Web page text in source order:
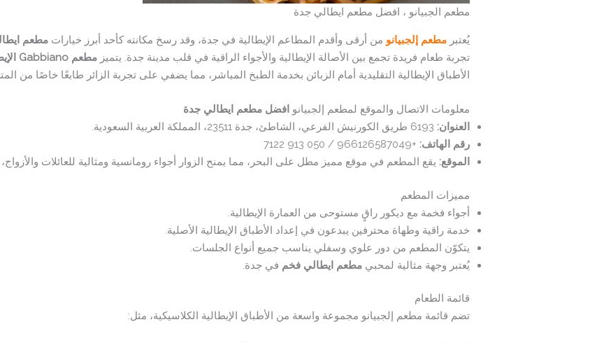
مطعم الجبيانو ، افضل مطعم ايطالي جدة
يُعتبرمطعم إلجبيانو من أرقى وأقدم المطاعم الإيطالية في جدة، وقد رسخ مكانته كأحد أبرز خياراتمطعم
تجربة طعام فريدة تجمع بين الأصالة الإيطالية والأجواء الراقية في قلب مدينة جدة. يتميزمطعم Gabbiano الإيطالي في جدة
الأطباق الإيطالية التقليدية أمام الزبائن بخدمة الطبخ المباشر، مما يضفي على تجربة الزائر طابعًا خاصًا من
معلومات الاتصال والموقع لمطعم إلجبيانو افضل مطعم ايطالي جدة
العنوان:
رقم الهاتف: +966126587049 / 050 913 7122
الموقع: يقع المطعم في موقع مميز مطل على البحر، مما يمنح الزوار أجواء رومانسية ومثالية للعائلات والأزواج،
مميزات المطعم
أجواء فخمة مع ديكور راقٍ مستوحى من العمارة الإيطالية.
خدمة راقية وطهاة محترفين يبدعون في إعداد الأطباق الإيطالية الأصلية.
يتكوّن المطعم من دور علوي وسفلي يناسب جميع أنواع الجلسات.
يُعتبر وجهة مثالية لمحبيمطعم ايطالي فخم في جدة.
قائمة الطعام
تضم قائمة مطعم إلجبيانو مجموعة واسعة من الأطباق الإيطالية الكلاسيكية، مثل: